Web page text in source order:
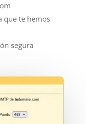
que te hemos
segura